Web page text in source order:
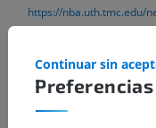
https://nba.uth.tmc.edu/
Quarterly Journal of
Integration, 67(2), pp.193-
https://doi.org/10.1113/
Continuar sin